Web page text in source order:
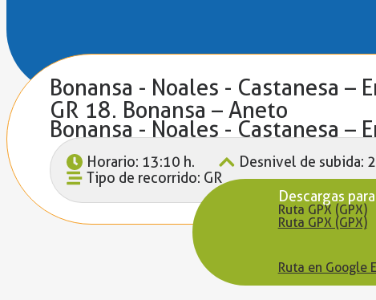
Bonansa - Noales - Castanesa –
GR 18. Bonansa – Aneto
Bonansa - Noales - Castanesa –
Horario: 13:10 h. Desnivel de subida:
Tipo de recorrido: GR
Descargas para
Ruta GPX (GPX)
Ruta GPX (GPX)
Ruta en Google